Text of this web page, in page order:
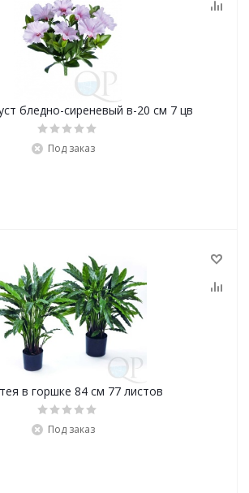
бледно-сиреневый в-20 см 7 цв
Под заказ
в горшке 84 см 77 листов
Под заказ